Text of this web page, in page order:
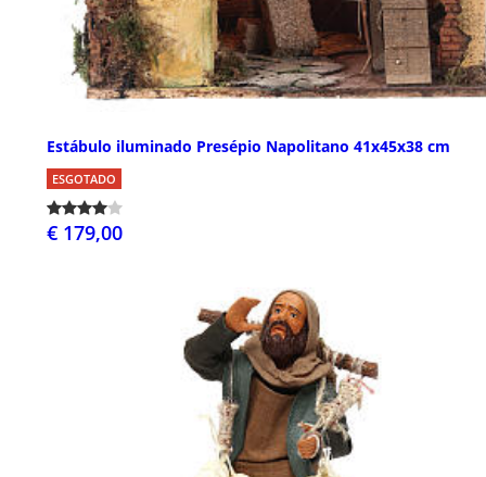
Estábulo iluminado Presépio Napolitano 41x45x38 cm
ESGOTADO
€ 179,00